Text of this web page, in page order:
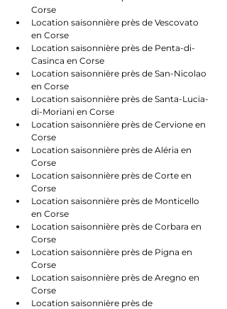
Corse
Location saisonnière près de Vescovato
en Corse
Location saisonnière près de Penta-di-
Casinca en Corse
Location saisonnière près de San-Nicolao
en Corse
Location saisonnière près de Santa-Lucia-
di-Moriani en Corse
Location saisonnière près de Cervione en
Corse
Location saisonnière près de Aléria en
Corse
Location saisonnière près de Corte en
Corse
Location saisonnière près de Monticello
en Corse
Location saisonnière près de Corbara en
Corse
Location saisonnière près de Pigna en
Corse
Location saisonnière près de Aregno en
Corse
Location saisonnière près de